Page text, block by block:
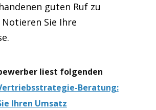
guten Ruf zu
Sie Ihre
liest folgenden
Beratung:
Ihren Umsatz